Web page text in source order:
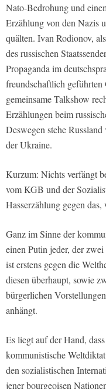
Nato-Bedrohung und
Erzählung von den Nazis
quälten. Ivan Rodionov,
des russischen
Propaganda im
freundschaftlich geführten
gemeinsame Talkshow
Erzählungen beim
Deswegen stehe
der Ukraine.
Kurzum: Nichts verfängt
vom KGB und der
Hasserzählung gegen
Ganz im Sinne der
einen Putin jeder, der
ist erstens gegen die
diesen überhaupt, sowie
bürgerlichen
anhängt.
Es liegt auf der Hand,
kommunistische
den sozialistischen
jener bourgeoisen